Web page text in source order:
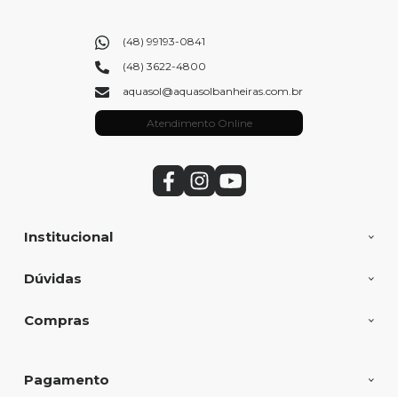
Institucional
Dúvidas
Compras
(48) 99193-0841
(48) 3622-4800
aquasol@aquasolbanheiras.com.br
Atendimento Online
Pagamento